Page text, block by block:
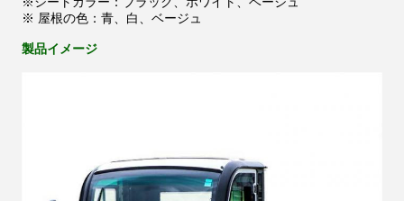
※ 屋根の色：青、白、ベージュ
製品イメージ